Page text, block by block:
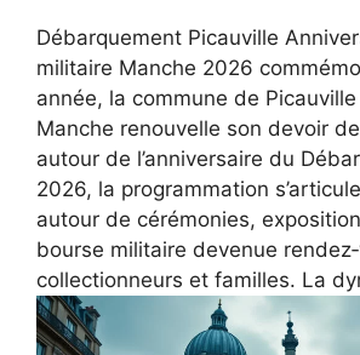
Débarquement Picauville
militaire Manche 2026
année, la commune de
Manche renouvelle son devoir
autour de l’anniversaire du
2026, la programmation
autour de cérémonies,
bourse militaire devenue
collectionneurs et familles. La